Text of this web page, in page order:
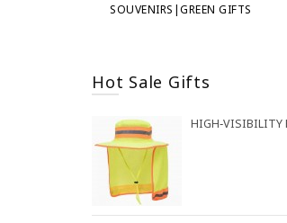
SOUVENIRS|GREEN GIFTS
Hot Sale Gifts